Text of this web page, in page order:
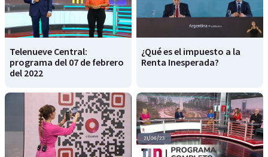
Telenueve Central:
programa del 07 de febrero
del 2022
¿Qué es el impuesto a la
Renta Inesperada?